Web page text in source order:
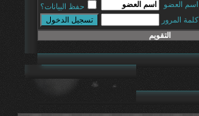
اسم العضو
حفظ البيانات؟
كلمة المرور
التقويم